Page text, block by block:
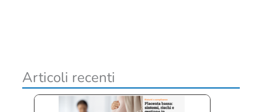
Articoli recenti